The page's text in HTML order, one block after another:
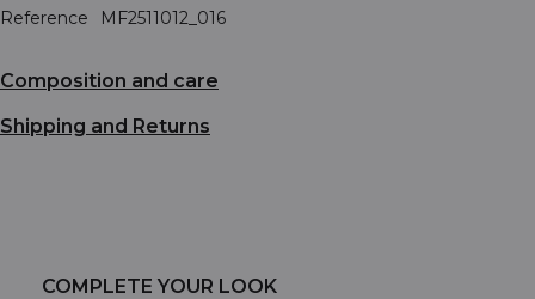
Reference
MF2511012_016
Composition and care
Shipping and Returns
COMPLETE YOUR LOOK